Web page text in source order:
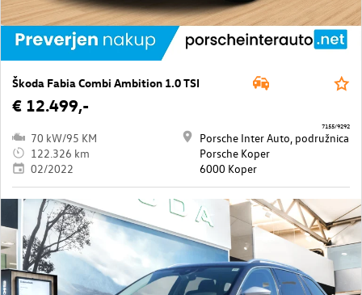
Škoda Fabia Combi Ambition 1.0 TSI
€ 12.499,-
70 kW/95 KM
122.326 km
02/2022
Porsche Inter Auto, podružnica
Porsche Koper
6000 Koper
7155/9292